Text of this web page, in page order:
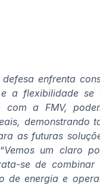
enfrenta
a flexibilidade se
com a FMV,
demonstrando
as futuras
Vemos um claro
se de
de energia e